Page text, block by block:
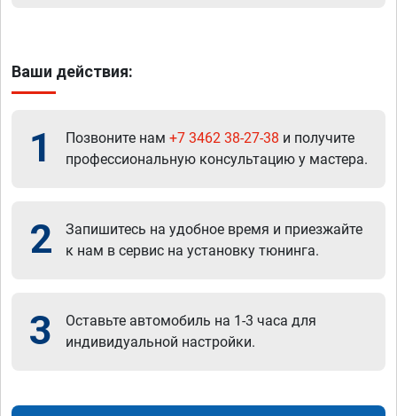
Ваши действия:
1 Позвоните нам +7 3462 38-27-38 и получите
профессиональную консультацию у мастера.
2
Запишитесь на удобное время и приезжайте
к нам в сервис на установку тюнинга.
3
Оставьте автомобиль на 1-3 часа для
индивидуальной настройки.